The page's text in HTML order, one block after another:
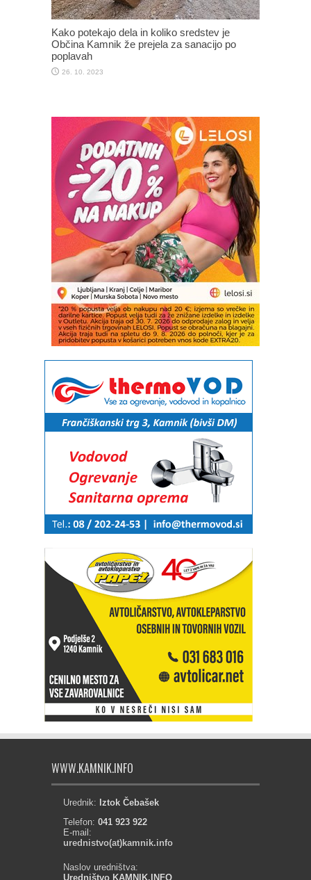
Kako potekajo dela in koliko sredstev je
Občina Kamnik že prejela za sanacijo po
poplavah
26. 10. 2023
WWW.KAMNIK.INFO
Urednik: Iztok Čebašek
Telefon: 041 923 922
E-mail:
urednistvo(at)kamnik.info
Naslov uredništva:
Uredništvo KAMNIK.INFO